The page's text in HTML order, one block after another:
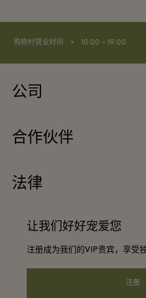
购物村营业时间 ⬩ 10:00 – 19:00
公司
关于Maasmechelen Village（马斯
工作机会
下载应用程序
合作伙伴
成为合作伙伴
酒店及景点合作伙伴
法律
会员条款与条件
让我们好好宠爱您
注册成为我们的VIP贵宾，享受
注册